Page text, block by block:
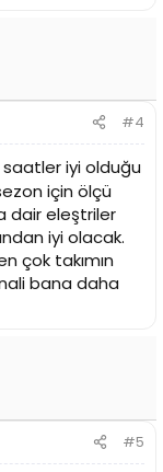
#4
saatler iyi olduğu
için ölçü
dair eleştriler
iyi olacak.
çok takımın
bana daha
#5